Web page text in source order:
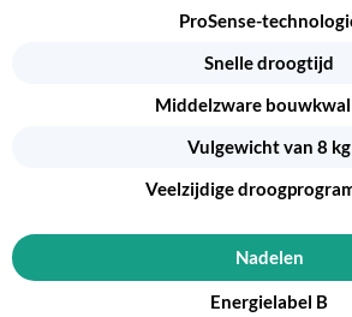
ProSense-
Snelle droogtijd
Middelzware
Vulgewicht van 8 kg
Veelzijdige
Nadelen
Energielabel B